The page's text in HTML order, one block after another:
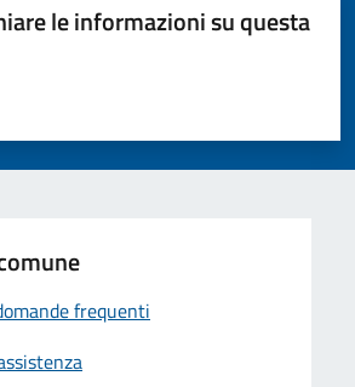
le informazioni su questa
5 stelle su 5
stelle su 5
su 5
5
frequenti